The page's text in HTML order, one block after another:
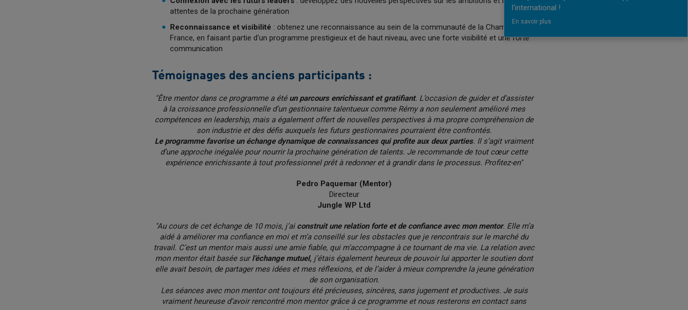
attentes de la prochaine génération
Reconnaissance et visibilité : obtenez une reconnaissance au sein de la communauté de la Chambre de
France, en faisant partie d'un programme prestigieux et de haut niveau, avec une forte visibilité et une forte
communication
Témoignages des anciens participants :
"Être mentor dans ce programme a été un parcours enrichissant et gratifiant. L’occasion de guider et d’assister
à la croissance professionnelle d’un gestionnaire talentueux comme Rémy a non seulement amélioré mes
compétences en leadership, mais a également offert de nouvelles perspectives à ma propre compréhension de
son industrie et des défis auxquels les futurs gestionnaires pourraient être confrontés.
Le programme favorise un échange dynamique de connaissances qui profite aux deux parties. Il s’agit vraiment
d’une approche inégalée pour nourrir la prochaine génération de talents. Je recommande de tout cœur cette
expérience enrichissante à tout professionnel prêt à redonner et à grandir dans le processus. Profitez-en"
Pedro Paquemar (Mentor)
Directeur
Jungle WP Ltd
"Au cours de cet échange de 10 mois, j’ai construit une relation forte et de confiance avec mon mentor. Elle m’a
aidé à améliorer ma confiance en moi et m’a conseillé sur les obstacles que je rencontrais sur le marché du
travail. C’est un mentor mais aussi une amie fiable, qui m’accompagne à ce tournant de ma vie. La relation avec
mon mentor était basée surl’échange mutuel, j’étais également heureux de pouvoir lui apporter le soutien dont
elle avait besoin, de partager mes idées et mes réflexions, et de l’aider à mieux comprendre la jeune génération
de son organisation.
Les séances avec mon mentor ont toujours été précieuses, sincères, sans jugement et productives. Je suis
vraiment heureuse d’avoir rencontré mon mentor grâce à ce programme et nous resterons en contact sans
l'international !
En savoir plus